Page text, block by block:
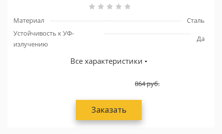
Материал
Сталь
Устойчивость к УФ-
излучению
Да
Все характеристики
864руб.
Заказать